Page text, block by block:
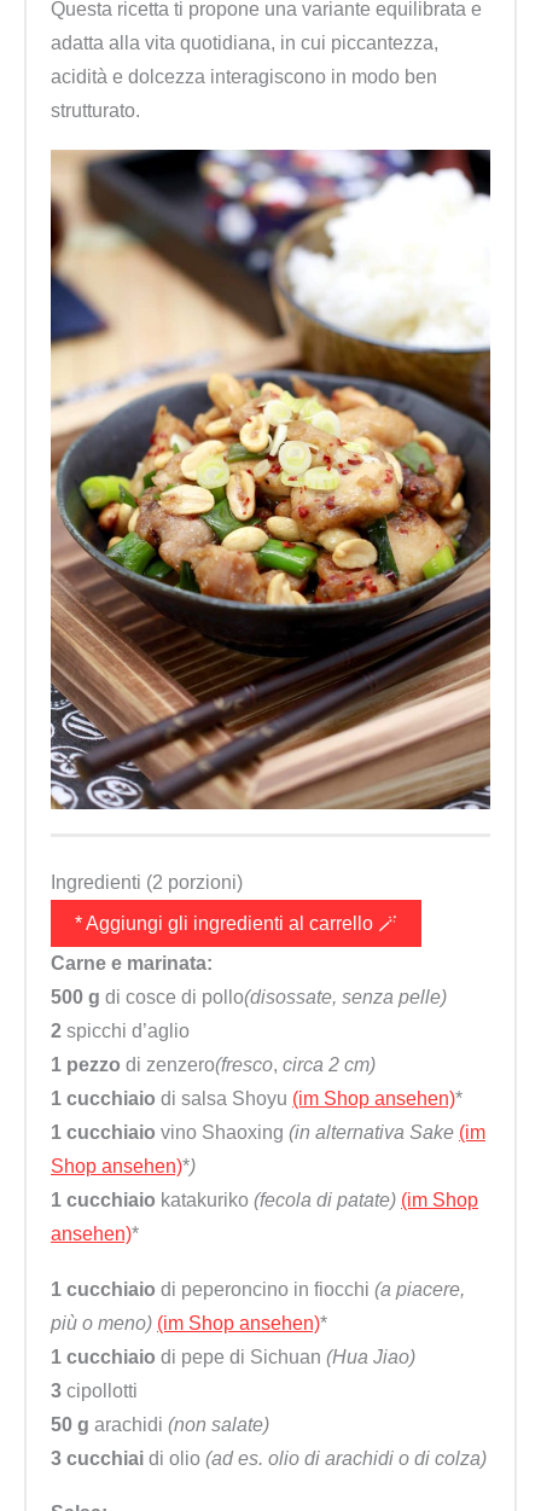
Questa ricetta ti propone una variante equilibrata e
adatta alla vita quotidiana, in cui piccantezza,
acidità e dolcezza interagiscono in modo ben
strutturato.
Ingredienti (2 porzioni)
* Aggiungi gli ingredienti al carrello 🪄
Carne e marinata:
500 g di cosce di pollo(disossate, senza pelle)
2 spicchi d’aglio
1 pezzo di zenzero(fresco, circa 2 cm)
1 cucchiaio di salsa Shoyu (im Shop ansehen)*
1 cucchiaio vino Shaoxing (in alternativa Sake (im
Shop ansehen)*)
1 cucchiaio katakuriko (fecola di patate) (im Shop
ansehen)*
1 cucchiaio di peperoncino in fiocchi (a piacere,
più o meno) (im Shop ansehen)*
1 cucchiaio di pepe di Sichuan (Hua Jiao)
3 cipollotti
50 g arachidi (non salate)
3 cucchiai di olio (ad es. olio di arachidi o di colza)